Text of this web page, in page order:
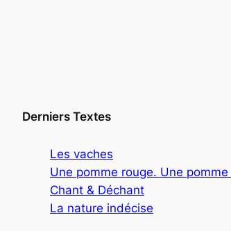
Derniers Textes
Les vaches
Une pomme rouge. Une
Chant & Déchant
La nature indécise